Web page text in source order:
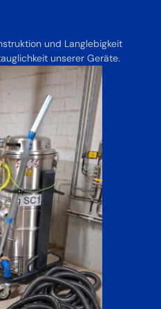
und Langlebigkeit
unserer Geräte.